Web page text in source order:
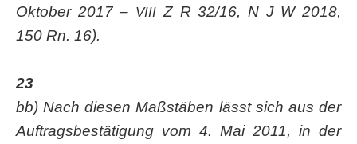
Okto­ber 2017 – VIII Z R 32/16, N J W 2018,
150 Rn. 16).
23
bb) Nach die­sen Maß­stä­ben lässt sich aus der
Auf­trags­be­stä­ti­gung vom 4. Mai 2011, in der